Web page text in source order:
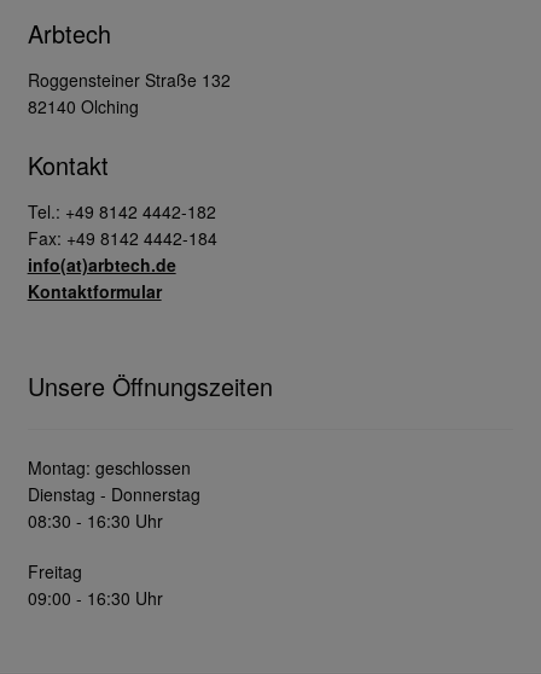
Arbtech
Roggensteiner Straße 132
82140 Olching
Kontakt
Tel.: +49 8142 4442-182
Fax: +49 8142 4442-184
info(at)arbtech.de
Kontaktformular
Unsere Öffnungszeiten
Montag: geschlossen
Dienstag - Donnerstag
08:30 - 16:30 Uhr
Freitag
09:00 - 16:30 Uhr